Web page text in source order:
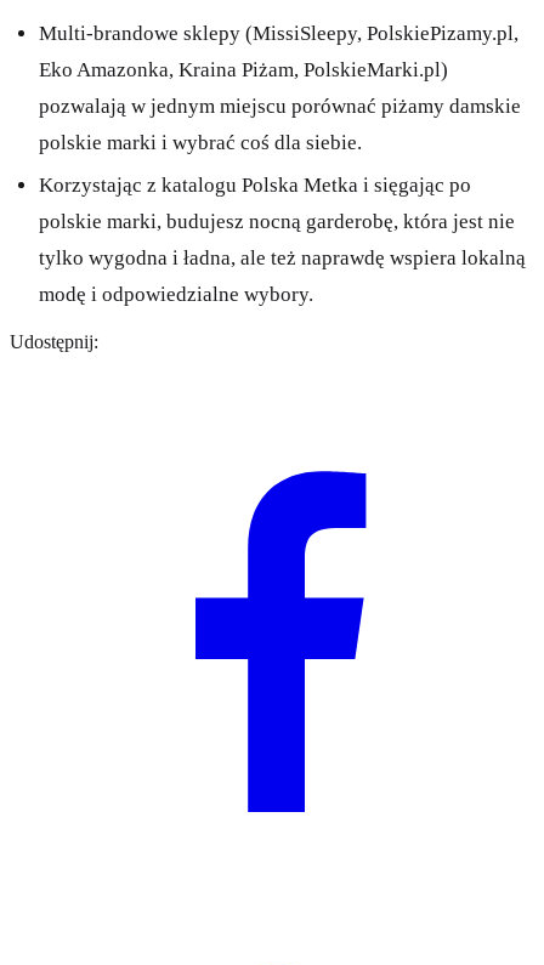
Multi-brandowe sklepy (MissiSleepy, PolskiePizamy.pl,
Eko Amazonka, Kraina Piżam, PolskieMarki.pl)
pozwalają w jednym miejscu porównać piżamy damskie
polskie marki i wybrać coś dla siebie.
Korzystając z katalogu Polska Metka i sięgając po
polskie marki, budujesz nocną garderobę, która jest nie
tylko wygodna i ładna, ale też naprawdę wspiera lokalną
modę i odpowiedzialne wybory.
Udostępnij: